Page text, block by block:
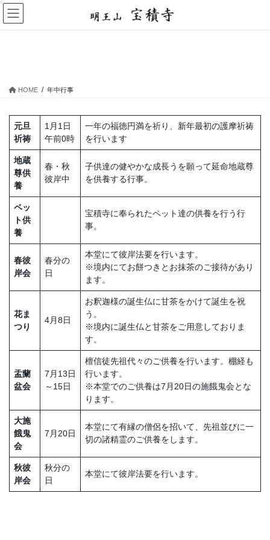
コ
ン
ナ
ビ
HOME 年中行事
元旦
祈祷
1月1日
午前0時
一年の福徳円満を祈り、新年最初の護摩祈祷
を行います
地蔵
尊供
養
春・秋
彼岸中
子供達の健やかな成長うを願って延命地蔵尊
を供養する行事。
ペッ
ト供
養
宝積寺に奉られたペット達の供養を行う行
事。
春彼
岸会
春分の
日
本堂にて彼岸法要を行います。
※境内にてお餅つきとお抹茶のご接待があり
ます。
花ま
つり
4月8日
お釈迦様の誕生仏に甘茶をかけて誕生を祝
う。
※境内に誕生仏と甘茶をご用意しておりま
す。
盂蘭
盆会
7月13日
～15日
檀信徒先祖代々のご供養を行います。棚経も
行います。
※本堂でのご供養は7月20日の施餓鬼会とな
ります。
大施
餓鬼
会
7月20日
本堂にて有縁の僧侶を招いて、先祖並びに一
切の諸精霊のご供養をします。
秋彼
岸会
秋分の
日
本堂にて彼岸法要を行います。